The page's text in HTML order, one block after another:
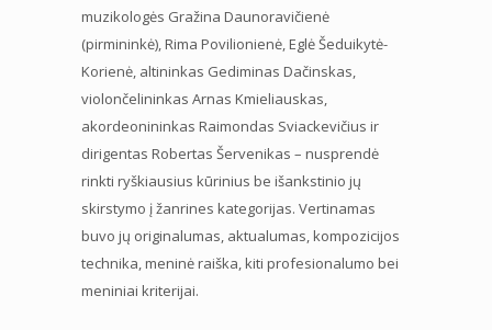
muzikologės Gražina Daunoravičienė
(pirmininkė), Rima Povilionienė, Eglė Šeduikytė-
Korienė, altininkas Gediminas Dačinskas,
violončelininkas Arnas Kmieliauskas,
akordeonininkas Raimondas Sviackevičius ir
dirigentas Robertas Šervenikas – nusprendė
rinkti ryškiausius kūrinius be išankstinio jų
skirstymo į žanrines kategorijas. Vertinamas
buvo jų originalumas, aktualumas, kompozicijos
technika, meninė raiška, kiti profesionalumo bei
meniniai kriterijai.